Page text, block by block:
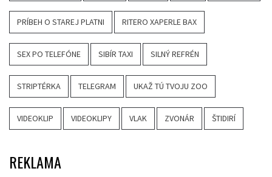
PRÍBEH O STAREJ PLATNI RITERO XAPERLE BAX
SEX PO TELEFÓNE SIBÍR TAXI SILNÝ REFRÉN
STRIPTÉRKA TELEGRAM UKAŽ TÚ TVOJU ZOO
VIDEOKLIP VIDEOKLIPY VLAK ZVONÁR ŠTIDIRÍ
REKLAMA